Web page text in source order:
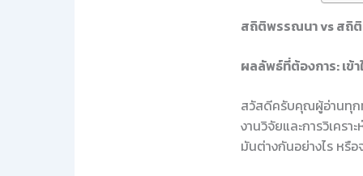
สถิติพรรณนา vs สถิติ
ผลลัพธ์ที่ต้องการ: เข้
สวัสดีครับคุณผู้อ่านทุก
งานวิจัยและการวิเคร
มันต่างกันอย่างไร หรื